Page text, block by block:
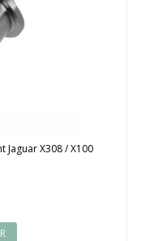
X308 / X100